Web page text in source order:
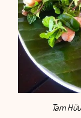
Tam